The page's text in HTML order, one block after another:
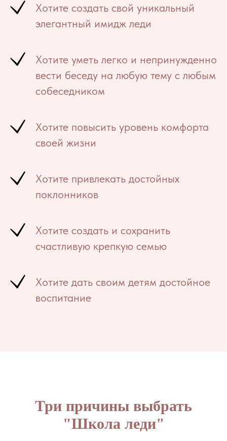
Хотите создать свой уникальный
элегантный имидж леди
Хотите уметь легко и непринужденно
вести беседу на любую тему с любым
собеседником
Хотите повысить уровень комфорта
своей жизни
Хотите привлекать достойных
поклонников
Хотите создать и сохранить
счастливую крепкую семью
Хотите дать своим детям достойное
воспитание
Три причины выбрать
"Школа леди"